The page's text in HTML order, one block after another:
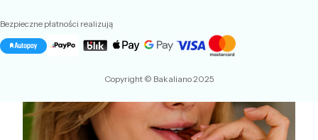
Bezpieczne płatności realizują
Copyright © Bakaliano 2025